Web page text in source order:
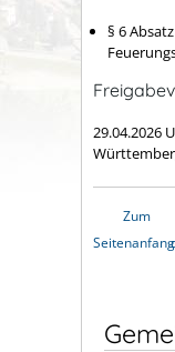
§ 6
29.04.2026
Zum
Seitenanfang